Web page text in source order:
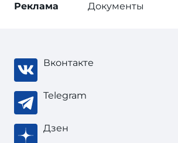
Реклама Документы
Вконтакте
Telegram
Дзен